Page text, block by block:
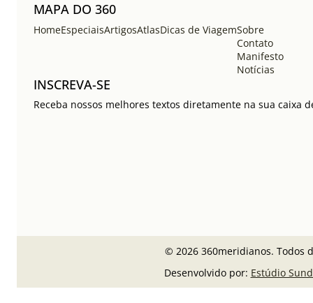
MAPA DO 360
HomeEspeciaisArtigosAtlasDicas de ViagemSobre
Contato
Manifesto
Notícias
INSCREVA-SE
Receba nossos melhores textos diretamente na sua caixa
© 2026 360meridianos. Todos
Desenvolvido por: Estúdio